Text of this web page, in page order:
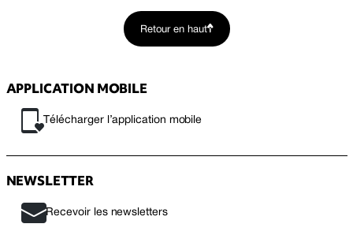
Retour en haut
APPLICATION MOBILE
Télécharger l’application mobile
NEWSLETTER
Recevoir les newsletters